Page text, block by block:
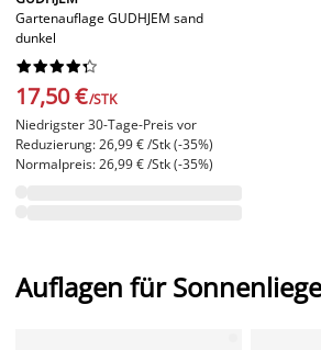
Gartenauflage GUDHJEM sand
dunkel






17,50 €/STK
Niedrigster 30-Tage-Preis vor
Reduzierung: 26,99 € /Stk (-35%)
Normalpreis: 26,99 € /Stk (-35%)
Auflagen für